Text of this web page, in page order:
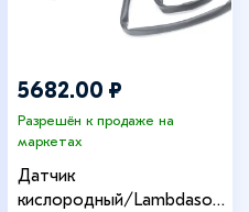
5682.00 ₽
Разрешён к продаже на
маркетах
Датчик
кислородный/Lambdasond